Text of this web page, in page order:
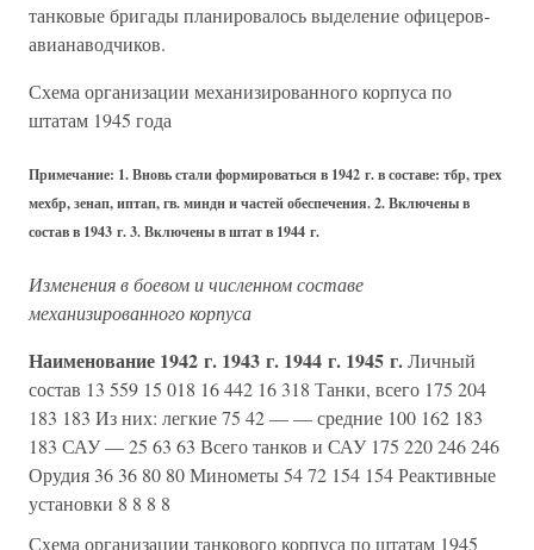
танковые бригады планировалось выделение офицеров-
авианаводчиков.
Схема организации механизированного корпуса по
штатам 1945 года
Примечание: 1. Вновь стали формироваться в 1942 г. в составе: тбр, трех
мехбр, зенап, иптап, гв. миндн и частей обеспечения. 2. Включены в
Изменения в боевом и численном составе
механизированного корпуса
Наименование1942 г. 1943 г.1944 г. 1945 г.Личный
состав 13 559 15 018 16 442 16 318 Танки, всего 175 204
183 183 Из них: легкие 75 42 — — средние 100 162 183